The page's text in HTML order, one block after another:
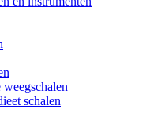
schalen